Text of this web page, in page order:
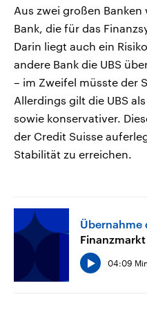
Aus zwei großen
Bank, die für das
Darin liegt auch ein
andere Bank die UBS
– im Zweifel müsste der
Allerdings gilt die UBS
sowie konservativer.
der Credit Suisse
Stabilität zu erreichen.
Übernahme
04:09